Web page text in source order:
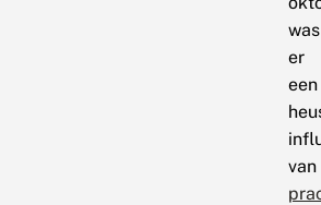
was
er
een
van